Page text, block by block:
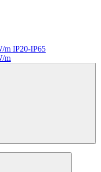
m IP20-IP65
m